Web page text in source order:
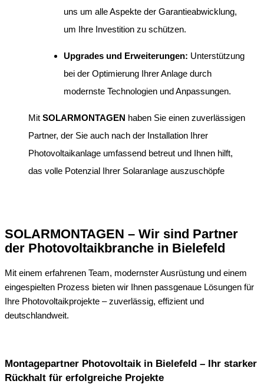
uns um alle Aspekte der Garantieabwicklung,
um Ihre Investition zu schützen.
Upgrades und Erweiterungen: Unterstützung
bei der Optimierung Ihrer Anlage durch
modernste Technologien und Anpassungen.
Mit SOLARMONTAGEN haben Sie einen zuverlässigen
Partner, der Sie auch nach der Installation Ihrer
Photovoltaikanlage umfassend betreut und Ihnen hilft,
das volle Potenzial Ihrer Solaranlage auszuschöpfe
SOLARMONTAGEN – Wir sind Partner
der Photovoltaikbranche in Bielefeld
Mit einem erfahrenen Team, modernster Ausrüstung und einem
eingespielten Prozess bieten wir Ihnen passgenaue Lösungen für
Ihre Photovoltaikprojekte – zuverlässig, effizient und
deutschlandweit.
Montagepartner Photovoltaik in Bielefeld – Ihr starker
Rückhalt für erfolgreiche Projekte